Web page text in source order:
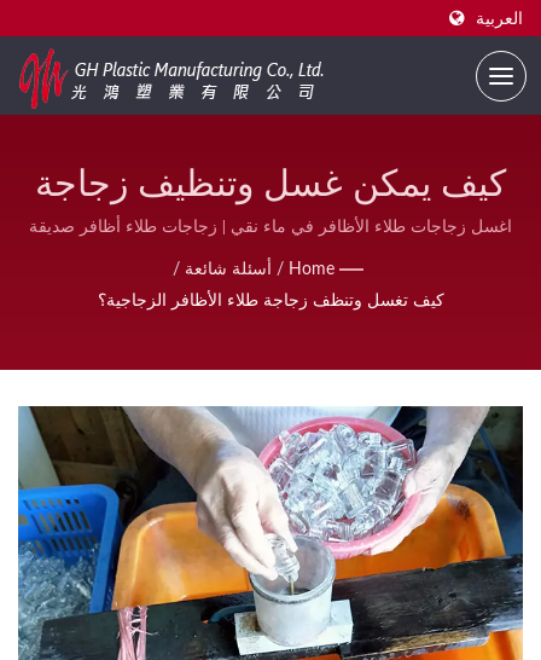
العربية
كيف يمكن غسل وتنظيف زجاجة
طلاء الأظافر الزجاجية؟ | تعبئة
طلاء الأظافر متوافقة مع إدارة
الغذاء والدواء B2B | GH Plastic
اغسل زجاجات طلاء الأظافر في ماء نقي | زجاجات طلاء أظافر صديقة
للبيئة – طباعة شعار مخصصة متاحة | GH Plastic
Home
/ أسئلة شائعة /
كيف تغسل وتنظف زجاجة طلاء الأظافر الزجاجية؟